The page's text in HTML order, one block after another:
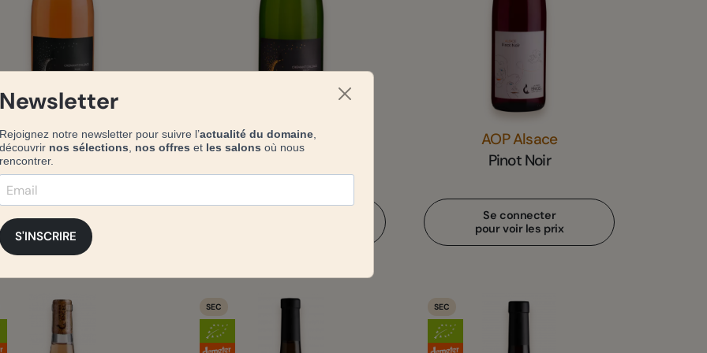
Crémants d'Alsace
Extra Brut Rosé
24 mois sur lattes
Se connecter
pour voir les prix
AOP Crémants d'Alsace
AOP Alsace
Pinot Noir
Se connecter
pour voir les prix
SEC SEC
Newsletter
Rejoignez notre newsletter pour suivre l’actualité du domaine
découvrir nos sélections nos offres et les salons où nous
rencontrer.
S'INSCRIRE